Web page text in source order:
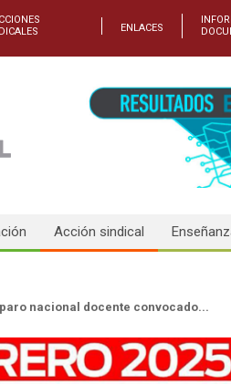
ENLACES
Acción sindical
nacional docente convocado...